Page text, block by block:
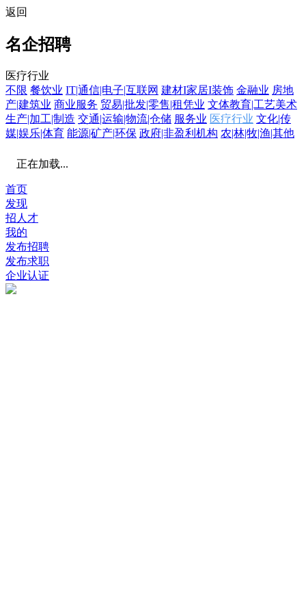
返回
名企招聘
医疗行业
不限 餐饮业 IT|通信|电子|互联网 建材I家居I装饰 金融业 房地
产|建筑业 商业服务 贸易|批发|零售|租凭业 文体教育|工艺美术
生产|加工|制造 交通|运输|物流|仓储 服务业 医疗行业 文化|传
媒|娱乐|体育 能源|矿产|环保 政府|非盈利机构 农|林|牧|渔|其他
正在加载...
首页
发现
招人才
我的
发布招聘
发布求职
企业认证